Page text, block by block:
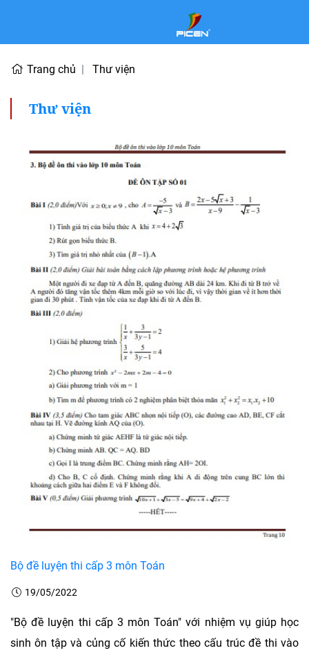
Trang chủ Thư viện
Thư viện
Bộ đề luyện thi cấp 3 môn Toán
19/05/2022
"Bộ đề luyện thi cấp 3 môn Toán" với nhiệm vụ giúp học
sinh ôn tập và củng cố kiến thức theo cấu trúc đề thi vào